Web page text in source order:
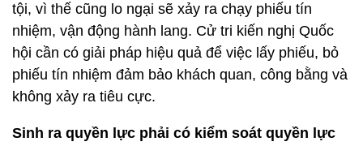
tội, vì thế cũng lo ngại sẽ xảy ra chạy phiếu tín
nhiệm, vận động hành lang. Cử tri kiến nghị Quốc
hội cần có giải pháp hiệu quả để việc lấy phiếu, bỏ
phiếu tín nhiệm đảm bảo khách quan, công bằng và
không xảy ra tiêu cực.
Sinh ra quyền lực phải có kiểm soát quyền lực